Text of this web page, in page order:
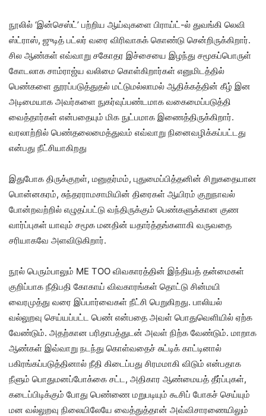
நூலில் ‘இன்செஸ்ட்’ பற்றிய ஆய்வுகளை பிராய்ட்-ல் துவங்கி லெவி
ஸ்ட்ராஸ், ஜுடித் பட்லர் வரை விரிவாகக் கொண்டு சென்றிருக்கிறார்.
சில ஆண்கள் எவ்வாறு சகோதர இச்சையை இழந்து சமூகப்பொருள்
கோடலாக சாம்ராஜ்ய வலிமை கொள்கிறார்கள் எனுமிடத்தில்
பெண்களை தூரப்படுத்துதல் மட்டுமல்லாமல் ஆதிக்கத்தின் கீழ் இன
அடிமையாக அவர்களை நுகர்வுப்பண்டமாக வகைமைப்படுத்தி
வைத்தார்கள் என்பதையும் மிக நுட்பமாக இணைத்திருக்கிறார்.
வரலாற்றில் பெண்தலைமைத்துவம் எவ்வாறு நினைவழிக்கப்பட்டது
என்பது நீட்சியாகிறது
இதுபோக திருக்குறள், மனுதர்மம், புதுமைப்பித்தனின் சிறுகதையான
பொன்னகரம், சுந்தரராமசாமியின் திரைகள் ஆயிரம் குறுநாவல்
போன்றவற்றில் எழுதப்பட்டு வந்திருக்கும் பெண்களுக்கான குண
வார்ப்புகள் யாவும் சமூக மனதின் யதார்த்தங்களாகி வருவதை
சரியாகவே அளவிடுகிறார்.
நூல் பெரும்பாலும் ME TOO விவகாரத்தின் இந்தியத் தன்மைகள்
குறிப்பாக நீதிபதி கோகாய் விவகாரங்கள் தொட்டு சின்மயி
வைரமுத்து வரை இப்பார்வைகள் நீட்சி பெறுகிறது. பாலியல்
வல்லுறவு செய்யப்பட்ட பெண் என்பதை அவள் பொதுவெளியில் ஏற்க
வேண்டும். அதற்கான பரிதாபத்துடன் அவள் நிற்க வேண்டும். மாறாக
ஆண்கள் இவ்வாறு நடந்து கொள்வதைச் சுட்டிக் காட்டினால்
பகிரங்கப்படுத்தினால் நீதி கிடைப்பது சிரமமாகி விடும் என்பதாக
நீளும் பொதுமனப்போக்கை சட்ட, அதிகார ஆண்மையத் தீர்ப்புகள்,
கடைப்பிடிக்கும் போது பெண்ணை மறுபடியும் கூசிப் போகச் செய்யும்
மன வல்லுறவு நிலையிலேயே வைத்துத்தான் அவ்விசாரணையிலும்